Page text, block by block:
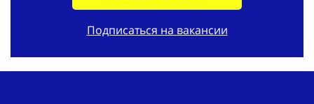
Подписаться на вакансии